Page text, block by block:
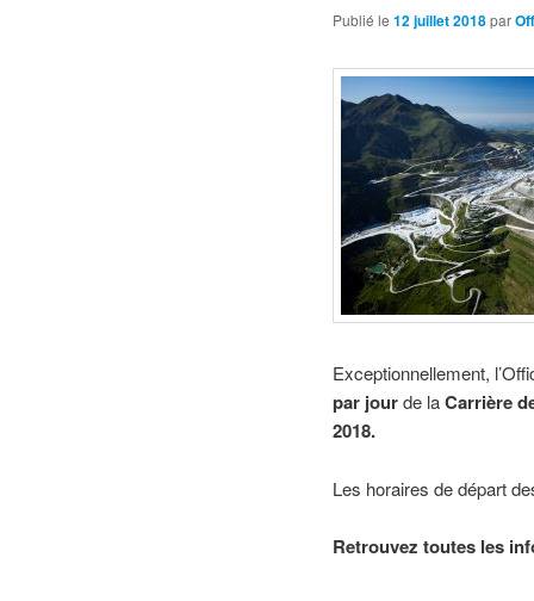
Publié le12 juillet 2018par
Exceptionnellement,
par jourde laCarrière
2018.
Les horaires de départ
Retrouvez toutes les